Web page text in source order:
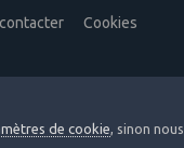
Cookies
de cookie, sinon nous